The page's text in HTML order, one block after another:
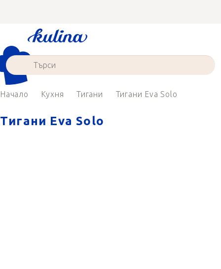
съдържанието
Начало Кухня Тигани Тигани Eva Solo
Тигани Eva Solo